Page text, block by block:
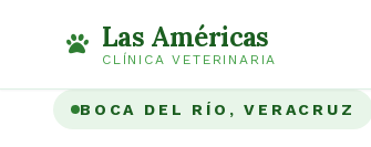
Las Américas
CLÍNICA VETERINARIA
BOCA DEL RÍO, VERACRUZ